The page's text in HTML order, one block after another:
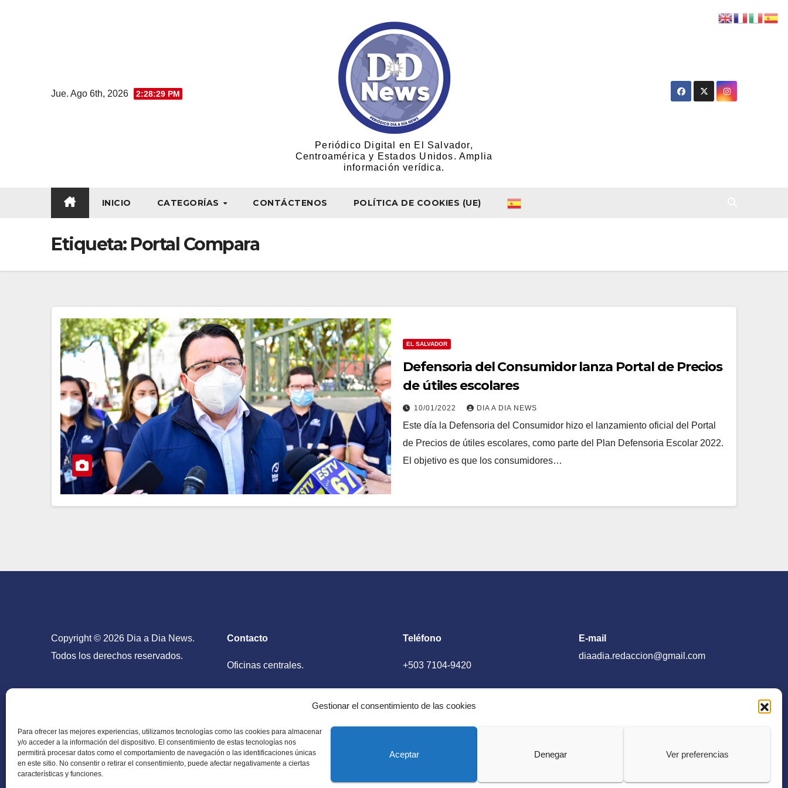
Gestionar el consentimiento de las cookies
Para ofrecer las mejores experiencias, utilizamos tecnologías como las cookies para almacenar
y/o acceder a la información del dispositivo. El consentimiento de estas tecnologías nos
permitirá procesar datos como el comportamiento de navegación o las identificaciones únicas
en este sitio. No consentir o retirar el consentimiento, puede afectar negativamente a ciertas
características y funciones.
Aceptar Denegar Ver preferencias
Jue. Ago 6th, 2026 2:28:29 PM
Periódico Digital en El Salvador,
Centroamérica y Estados Unidos. Amplia
información verídica.
INICIO CATEGORÍAS CONTÁCTENOS POLÍTICA DE COOKIES (UE)
Etiqueta: Portal Compara
EL SALVADOR
Defensoria del Consumidor lanza Portal de Precios
de útiles escolares
10/01/2022 DIA A DIA NEWS
Este día la Defensoria del Consumidor hizo el lanzamiento oficial del Portal
de Precios de útiles escolares, como parte del Plan Defensoria Escolar 2022.
El objetivo es que los consumidores…
Copyright © 2026 Dia a Dia News.
Todos los derechos reservados.
Contacto
Oficinas centrales.
Teléfono
+503 7104-9420
E-mail
diaadia.redaccion@gmail.com
Periódico Digital en El Salvador, Centroamérica y Estados Unidos. Amplia